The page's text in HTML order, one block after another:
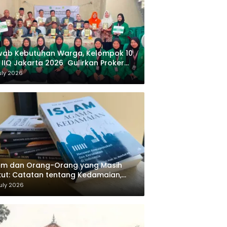
Kebutuhan Warga, Kelompok 10
IIQ Jakarta 2026 Gulirkan Proker
Al-Qur’an di Sukamanah
2026
dan Orang-Orang yang Masih
Catatan tentang Kedamaian,
dan Negara dalam
Masykuri Abdillah
2026